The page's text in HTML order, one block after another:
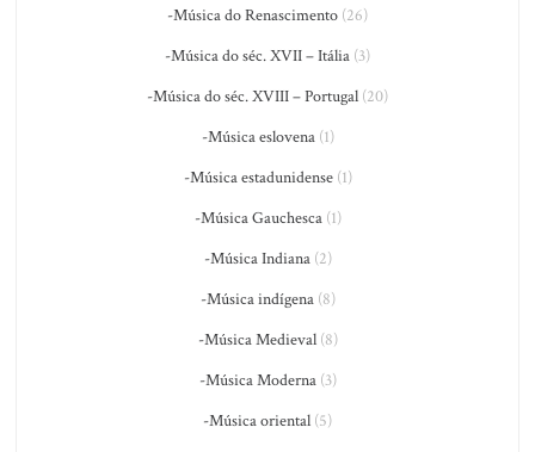
-Música do Renascimento (26)
-Música do séc. XVII – Itália (3)
-Música do séc. XVIII – Portugal (20)
-Música eslovena(1)
-Música estadunidense(1)
-Música Gauchesca(1)
-Música Indiana(2)
-Música indígena(8)
-Música Medieval(8)
-Música Moderna(3)
-Música oriental (5)